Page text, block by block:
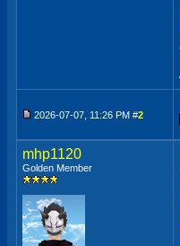
2026-07-07, 11:26 PM #2
mhp1120
Golden Member